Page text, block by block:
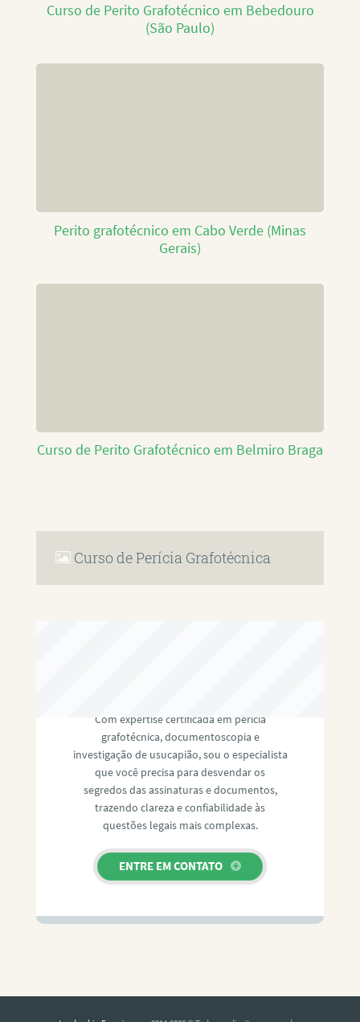
Curso de Perito Grafotécnico em Bebedouro
(São Paulo)
Perito grafotécnico em Cabo Verde (Minas
Gerais)
Curso de Perito Grafotécnico em Belmiro Braga
Curso de Perícia Grafotécnica
Com expertise certificada em perícia
grafotécnica, documentoscopia e
investigação de usucapião, sou o especialista
que você precisa para desvendar os
segredos das assinaturas e documentos,
trazendo clareza e confiabilidade às
questões legais mais complexas.
ENTRE EM CONTATO